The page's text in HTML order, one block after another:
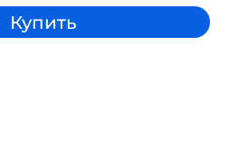
Купить